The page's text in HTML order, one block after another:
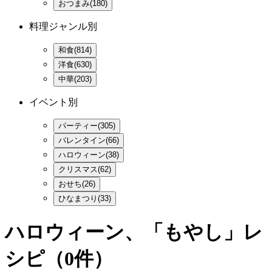
おつまみ(180)
料理ジャンル別
和食(814)
洋食(630)
中華(203)
イベント別
パーティー(305)
バレンタイン(66)
ハロウィーン(38)
クリスマス(62)
おせち(26)
ひなまつり(33)
ハロウィーン、「もやし」レ
シピ（0件）